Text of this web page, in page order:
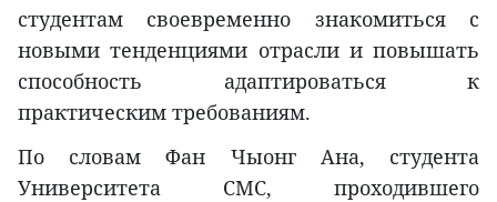
студентам своевременно знакомиться с
новыми тенденциями отрасли и повышать
способность адаптироваться к
практическим требованиям.
По словам Фан Чыонг Ана, студента
Университета CMC, проходившего